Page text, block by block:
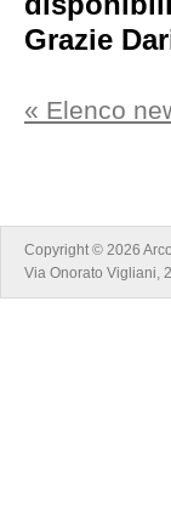
Grazie
« Elenco
Copyright © 2026
Via Onorato Vigliani,